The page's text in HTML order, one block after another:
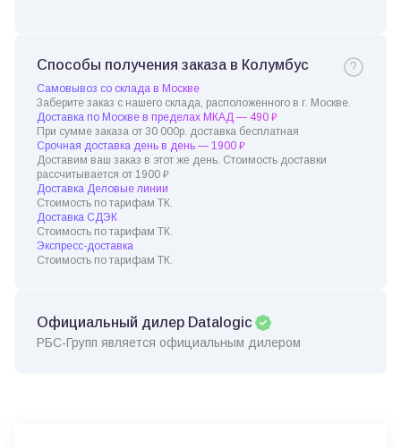
Способы получения заказа в Колумбус
Самовывоз со склада в Москве
Заберите заказ с нашего склада, расположенного в г. Москве.
Доставка по Москве в пределах МКАД — 490 ₽
При сумме заказа от 30 000р. доставка бесплатная
Срочная доставка день в день — 1900 ₽
Доставим ваш заказ в этот же день. Стоимость доставки
рассчитывается от 1900 ₽
Доставка Деловые линии
Стоимость по тарифам ТК.
Доставка СДЭК
Стоимость по тарифам ТК.
Экспресс-доставка
Стоимость по тарифам ТК.
Официальный дилер Datalogic
РБС-Групп является официальным дилером